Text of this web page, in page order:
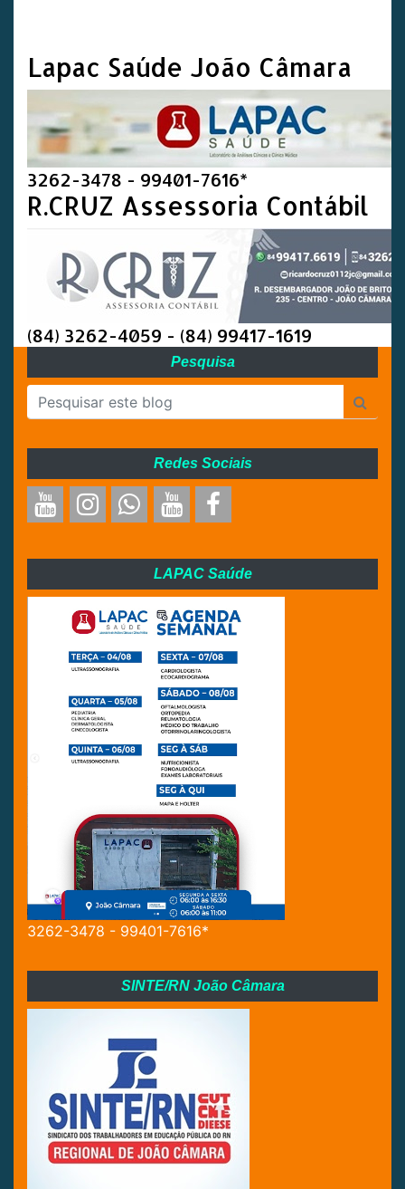
Lapac Saúde João Câmara
3262-3478 - 99401-7616*
R.CRUZ Assessoria Contábil
(84) 3262-4059 - (84) 99417-1619
Pesquisa
Redes Sociais
LAPAC Saúde
3262-3478 - 99401-7616*
SINTE/RN João Câmara